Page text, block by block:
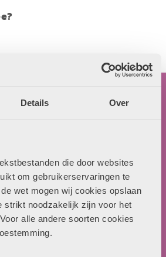
Details Over
die door websites
om gebruikerservaringen te
wet mogen wij cookies opslaan
strikt noodzakelijk zijn voor het
alle andere soorten cookies
HJK
101